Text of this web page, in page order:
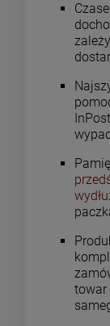
Tricks
Tribal OUTLET +
DO
towar